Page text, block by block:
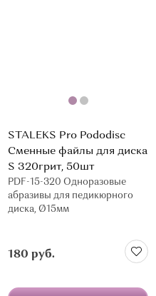
STALEKS Pro Pododisc
Сменные файлы для диска
S 320грит, 50шт
PDF-15-320 Одноразовые
абразивы для педикюрного
диска, Ø15мм
180 руб.